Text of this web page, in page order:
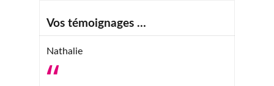
Vos témoignages …
Nathalie